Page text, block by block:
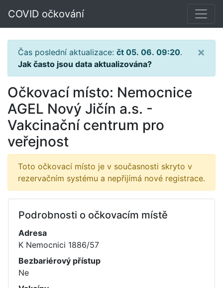
COVID očkování
Čas poslední aktualizace: čt 05. 06. 09:20.
Jak často jsou data aktualizována?
×
Očkovací místo: Nemocnice
AGEL Nový Jičín a.s. -
Vakcinační centrum pro
veřejnost
Toto očkovací místo je v současnosti skryto v
rezervačním systému a nepřijímá nové registrace.
Podrobnosti o očkovacím místě
Adresa
K Nemocnici 1886/57
Bezbariérový přístup
Ne